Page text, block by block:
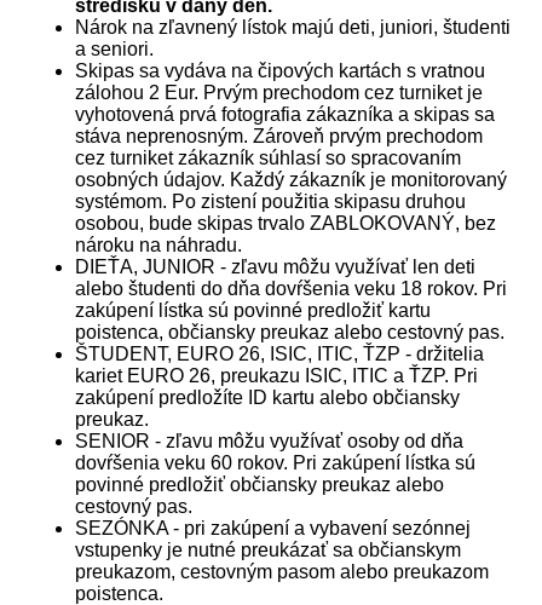
stredisku v daný́ deň.
Nárok na zľavnený lístok majú deti, juniori, študenti
a seniori.
Skipas sa vydáva na čipových kartách s vratnou
zálohou 2 Eur. Prvým prechodom cez turniket je
vyhotovená prvá fotografia zákazníka a skipas sa
stáva neprenosným. Zároveň prvým prechodom
cez turniket zákazník súhlasí so spracovaním
osobných údajov. Každý zákazník je monitorovaný
systémom. Po zistení použitia skipasu druhou
osobou, bude skipas trvalo ZABLOKOVANÝ, bez
nároku na náhradu.
DIEŤA, JUNIOR - zľavu môžu využívať len deti
alebo študenti do dňa dovŕšenia veku 18 rokov. Pri
zakúpení lístka sú povinné predložiť kartu
poistenca, občiansky preukaz alebo cestovný pas.
ŠTUDENT, EURO 26, ISIC, ITIC, ŤZP - držitelia
kariet EURO 26, preukazu ISIC, ITIC a ŤZP. Pri
zakúpení predložíte ID kartu alebo občiansky
preukaz.
SENIOR - zľavu môžu využívať osoby od dňa
dovŕšenia veku 60 rokov. Pri zakúpení lístka sú
povinné predložiť občiansky preukaz alebo
cestovný pas.
SEZÓNKA - pri zakúpení a vybavení sezónnej
vstupenky je nutné preukázať sa občianskym
preukazom, cestovným pasom alebo preukazom
poistenca.